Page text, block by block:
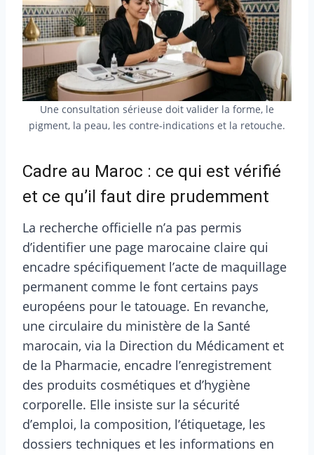
Une consultation sérieuse doit valider la forme, le
pigment, la peau, les contre-indications et la retouche.
Cadre au Maroc : ce qui est vérifié
et ce qu’il faut dire prudemment
La recherche officielle n’a pas permis
d’identifier une page marocaine claire qui
encadre spécifiquement l’acte de maquillage
permanent comme le font certains pays
européens pour le tatouage. En revanche,
une circulaire du ministère de la Santé
marocain, via la Direction du Médicament et
de la Pharmacie, encadre l’enregistrement
des produits cosmétiques et d’hygiène
corporelle. Elle insiste sur la sécurité
d’emploi, la composition, l’étiquetage, les
dossiers techniques et les informations en